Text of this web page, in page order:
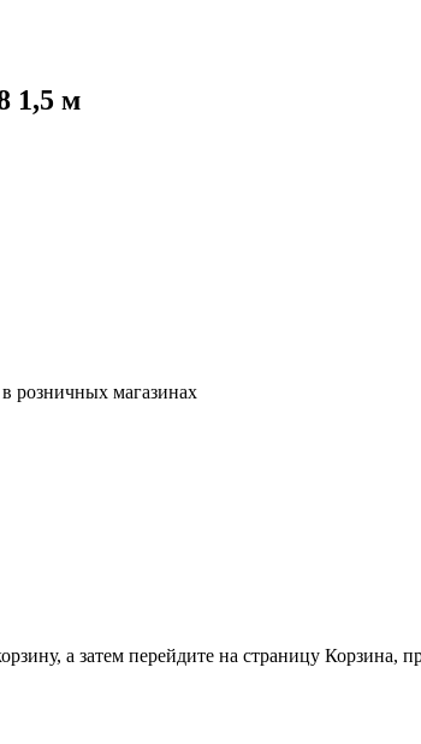
1,5 м
розничных магазинах
а затем перейдите на страницу Корзина,